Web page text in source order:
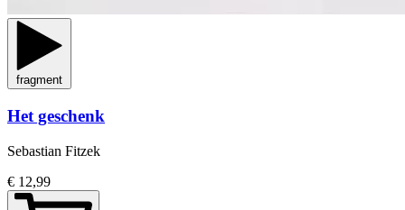
fragment
Het geschenk
Sebastian Fitzek
€ 12,99